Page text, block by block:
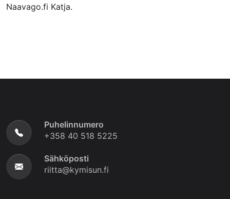
Naavago.fi Katja.
Puhelinnumero
+358 40 518 5225
Sähköposti
riitta@kymisun.fi